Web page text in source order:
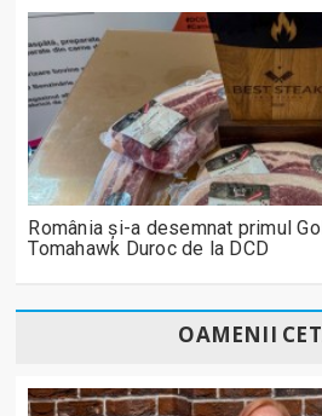
România și-a desemnat primul
Tomahawk Duroc de la DCD
OAMENII